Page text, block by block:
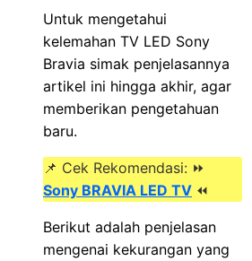
Untuk mengetahui
kelemahan TV LED Sony
Bravia simak penjelasannya
artikel ini hingga akhir, agar
memberikan pengetahuan
baru.
📌 Cek Rekomendasi: ⏩
Sony BRAVIA LED TV ⏪
Berikut adalah penjelasan
mengenai kekurangan yang